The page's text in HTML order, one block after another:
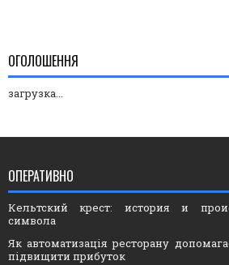
ОГОЛОШЕННЯ
загрузка...
ОПЕРАТИВНО
Кельтский крест: история и
символа
Як автоматизація ресторану
підвищити прибуток